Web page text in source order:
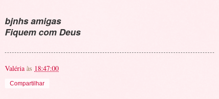
bjnhs amigas
Fiquem com Deus
Valéria às 18:47:00
Compartilhar